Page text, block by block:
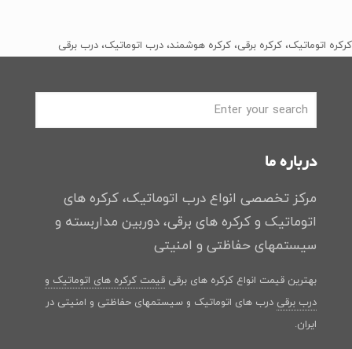
بود. است.
بود. است.کرکره اتوماتیک، کرکره برقی، کرکره هوشمند، درب اتوماتیک، درب برقی
درباره ما
مرکز تخصصی انواع درب اتوماتیک، کرکره های
اتوماتیک و کرکره های برقی، دوربین مداربسته و
سیستمهای حفاظتی و امنیتی
بهترین قیمت انواع کرکره های برقی قیمت کرکره های اتوماتیک و
درب برقی درب های اتوماتیک و سیستمهای حفاظتی و امنیتی در
ایران.